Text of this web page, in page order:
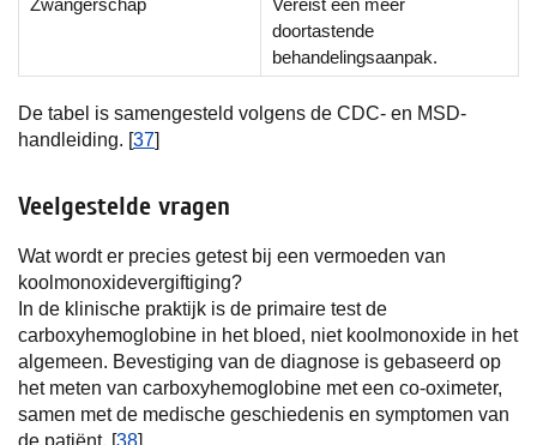
Zwangerschap
Vereist een meer
doortastende
behandelingsaanpak.
De tabel is samengesteld volgens de CDC- en MSD-
handleiding. [37]
Veelgestelde vragen
Wat wordt er precies getest bij een vermoeden van
koolmonoxidevergiftiging?
In de klinische praktijk is de primaire test de
carboxyhemoglobine in het bloed, niet koolmonoxide in het
algemeen. Bevestiging van de diagnose is gebaseerd op
het meten van carboxyhemoglobine met een co-oximeter,
samen met de medische geschiedenis en symptomen van
de patiënt. [38]